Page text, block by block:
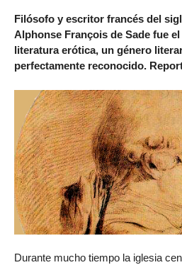
Filósofo y escritor francés del
Alphonse François de Sade fue
literatura erótica, un género
perfectamente reconocido.
Durante mucho tiempo la iglesia